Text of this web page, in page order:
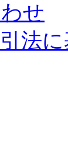
せ
法